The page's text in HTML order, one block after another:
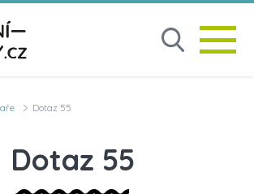
Dotaz 55
Dotaz 55